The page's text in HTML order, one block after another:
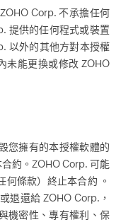
Corp. 不承擔任何
提供的任何程式或裝置
以外的其他方對本授權
未能更換或修改 ZOHO
您擁有的本授權軟體的
約。ZOHO Corp. 可能
何條款）終止本合約 。
退還給 ZOHO Corp.，
機密性、專有權利、保